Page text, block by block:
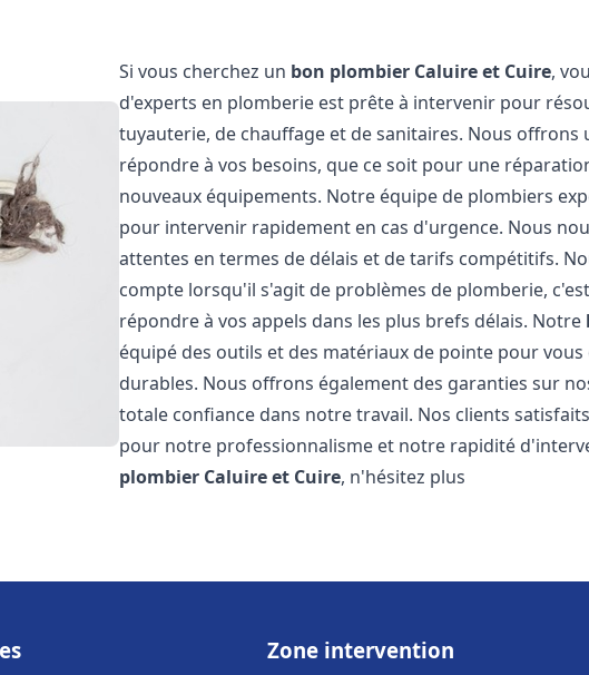
Si vous cherchez un bon plombier Caluire et Cuire,
d'experts en plomberie est prête à intervenir pour
tuyauterie, de chauffage et de sanitaires. Nous offrons
répondre à vos besoins, que ce soit pour une
nouveaux équipements. Notre équipe de plombiers
pour intervenir rapidement en cas d'urgence. Nous
attentes en termes de délais et de tarifs compétitifs.
compte lorsqu'il s'agit de problèmes de plomberie,
répondre à vos appels dans les plus brefs délais. Notre
équipé des outils et des matériaux de pointe pour
durables. Nous offrons également des garanties sur
totale confiance dans notre travail. Nos clients
pour notre professionnalisme et notre rapidité
plombier Caluire et Cuire, n'hésitez plus
Zone intervention